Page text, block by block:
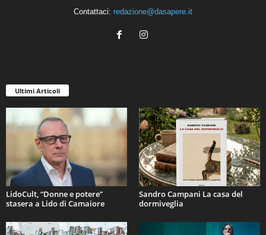
Contattaci: redazione@dasapere.it
Ultimi Articoli
LidoCult, “Donne e potere”
stasera a Lido di Camaiore
Sandro Campani La casa del
dormiveglia